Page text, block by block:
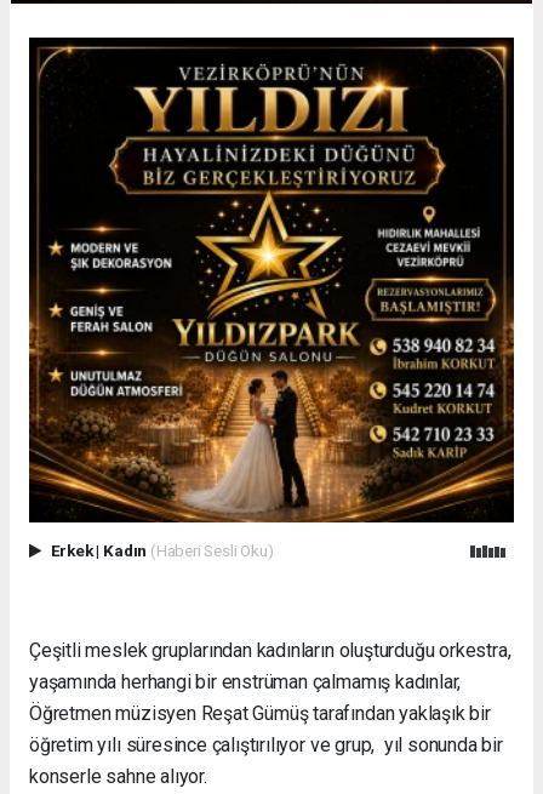
Erkek| Kadın (Haberi Sesli Oku)
Çeşitli meslek gruplarından kadınların oluşturduğu orkestra,
yaşamında herhangi bir enstrüman çalmamış kadınlar,
Öğretmen müzisyen Reşat Gümüş tarafından yaklaşık bir
öğretim yılı süresince çalıştırılıyor ve grup, yıl sonunda bir
konserle sahne alıyor.